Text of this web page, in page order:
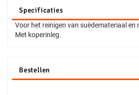
Specificaties
Voor het reinigen van suèdemateriaal en
Met koperinleg.
Bestellen